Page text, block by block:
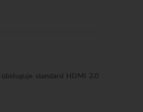
standard HDMI 2.0